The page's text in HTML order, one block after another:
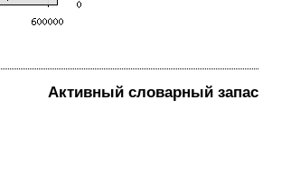
Активный словарный запас